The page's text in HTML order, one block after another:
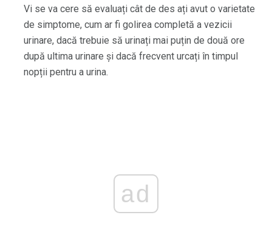
Vi se va cere să evaluați cât de des ați avut o varietate
de simptome, cum ar fi golirea completă a vezicii
urinare, dacă trebuie să urinați mai puțin de două ore
după ultima urinare și dacă frecvent urcați în timpul
nopții pentru a urina.
ad